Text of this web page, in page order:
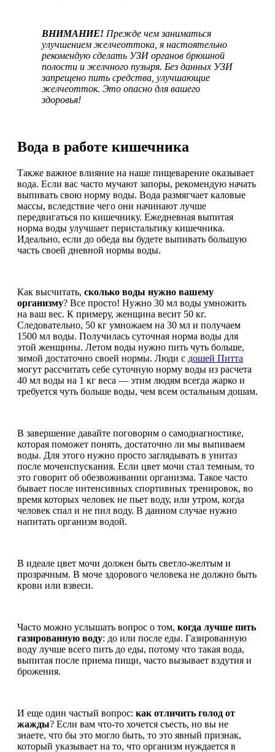
ВНИМАНИЕ! Прежде чем заниматься
улучшением желчеоттока, я настоятельно
рекомендую сделать УЗИ органов брюшной
полости и желчного пузыря. Без данных УЗИ
запрещено пить средства, улучшающие
желчеотток. Это опасно для вашего
здоровья!
Вода в работе кишечника
Также важное влияние на наше пищеварение оказывает
вода. Если вас часто мучают запоры, рекомендую начать
выпивать свою норму воды. Вода размягчает каловые
массы, вследствие чего они начинают лучше
передвигаться по кишечнику. Ежедневная выпитая
норма воды улучшает перистальтику кишечника.
Идеально, если до обеда вы будете выпивать большую
часть своей дневной нормы воды.
Как высчитать, сколько воды нужно вашему
организму? Все просто! Нужно 30 мл воды умножить
на ваш вес. К примеру, женщина весит 50 кг.
Следовательно, 50 кг умножаем на 30 мл и получаем
1500 мл воды. Получилась суточная норма воды для
этой женщины. Летом воды нужно пить чуть больше,
зимой достаточно своей нормы. Люди с дошей Питта
могут рассчитать себе суточную норму воды из расчета
40 мл воды на 1 кг веса — этим людям всегда жарко и
требуется чуть больше воды, чем всем остальным дошам.
В завершение давайте поговорим о самодиагностике,
которая поможет понять, достаточно ли мы выпиваем
воды. Для этого нужно просто заглядывать в унитаз
после мочеиспускания. Если цвет мочи стал темным, то
это говорит об обезвоживании организма. Такое часто
бывает после интенсивных спортивных тренировок, во
время которых человек не пьет воду, или утром, когда
человек спал и не пил воду. В данном случае нужно
напитать организм водой.
В идеале цвет мочи должен быть светло-желтым и
прозрачным. В моче здорового человека не должно быть
крови или взвеси.
Часто можно услышать вопрос о том, когда лучше пить
газированную воду: до или после еды. Газированную
воду лучше всего пить до еды, потому что такая вода,
выпитая после приема пищи, часто вызывает вздутия и
брожения.
И еще один частый вопрос: как отличить голод от
жажды? Если вам что-то хочется съесть, но вы не
знаете, что бы это могло быть, то это явный признак,
который указывает на то, что организм нуждается в